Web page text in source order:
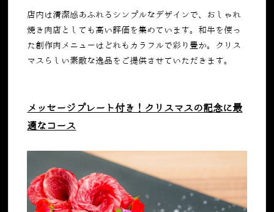
店内は清潔感あふれるシンプルなデザインで、おしゃれ
焼き肉店としても高い評価を集めています。和牛を使っ
た創作肉メニューはどれもカラフルで彩り豊か。クリス
マスらしい素敵な逸品をご提供させていただきます。
メッセージプレート付き！クリスマスの記念に最
適なコース